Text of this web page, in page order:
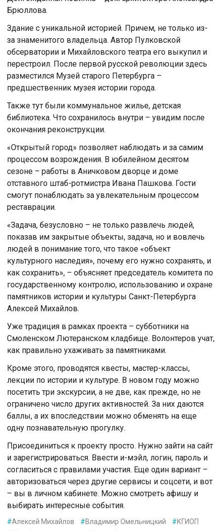
Брюллова.
Здание с уникальной историей. Причем, не только из-
за знаменитого владельца. Автор Пулковской
обсерватории и Михайловского театра его выкупил и
перестроил. После первой русской революции здесь
разместился Музей старого Петербурга –
предшественник музея истории города.
Также тут были коммунальное жилье, детская
библиотека. Что сохранилось внутри – увидим после
окончания реконструкции.
«Открытый город» позволяет наблюдать и за самим
процессом возрождения. В юбилейном десятом
сезоне – работы в Аничковом дворце и доме
отставного штаб-ротмистра Ивана Пашкова. Гости
смогут понаблюдать за увлекательным процессом
реставрации.
«Задача, безусловно – не только развлечь людей,
показав им закрытые объекты, задача, но и вовлечь
людей в понимание того, что такое «объект
культурного наследия», почему его нужно сохранять, и
как сохранить», – объясняет председатель комитета по
государственному контролю, использованию и охране
памятников истории и культуры Санкт-Петербурга
Алексей Михайлов.
Уже традиция в рамках проекта – субботники на
Смоленском Лютеранском кладбище. Волонтеров учат,
как правильно ухаживать за памятниками.
Кроме этого, проводятся квесты, мастер-классы,
лекции по истории и культуре. В новом году можно
посетить три экскурсии, а не две, как прежде, но не
ограничено число других активностей. За них даются
баллы, а их впоследствии можно обменять на еще
одну познавательную прогулку.
Присоединиться к проекту просто. Нужно зайти на сайт
и зарегистрироваться. Ввести и-мэйл, логин, пароль и
согласиться с правилами участия. Еще один вариант –
авторизоваться через другие сервисы и соцсети, и вот
– вы в личном кабинете. Можно смотреть афишу и
выбирать интересные события.
#Алексей Михайлов #Владимир Омельницкий #КГИОП